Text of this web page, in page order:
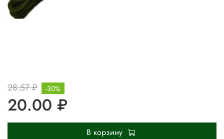
28.57 ₽
20.00 ₽
-30%
В корзину